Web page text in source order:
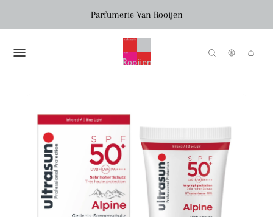
Parfumerie Van Rooijen